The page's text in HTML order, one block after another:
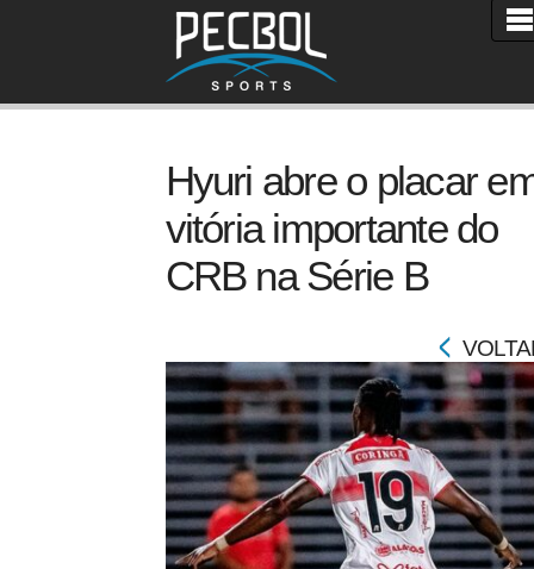
Hyuri abre o placar
vitória importante do
CRB na Série B